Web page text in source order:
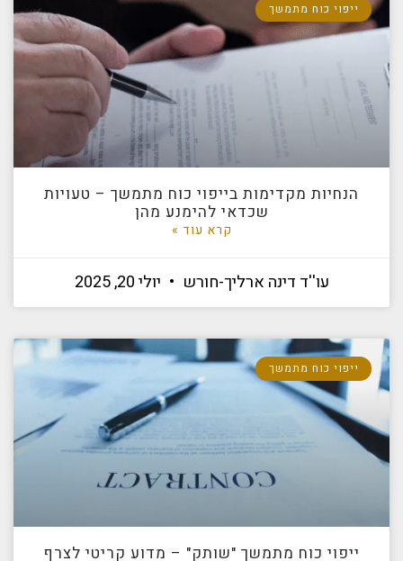
ייפוי כוח מתמשך
הנחיות מקדימות בייפוי כוח מתמשך – טעויות
שכדאי להימנע מהן
קרא עוד »
עו''ד דינה ארליך-חורש יולי 20, 2025
ייפוי כוח מתמשך
ייפוי כוח מתמשך "שותק" – מדוע קריטי לצרף